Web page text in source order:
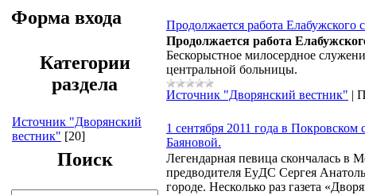
Форма входа
Категории
раздела
Источник "Дворянский
вестник" [20]
Поиск
Продолжается работа Елабужского
Продолжается работа
Бескорыстное милосердное
центральной больницы.
Источник "Дворянский вестник" |
1 сентября 2011 года в
Баяновой.
Легендарная певица скончалась в
предводителя ЕуДС Сергея
городе. Несколько раз газета